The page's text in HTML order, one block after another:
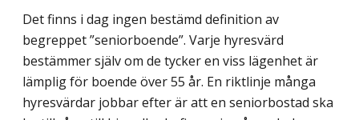
Det finns i dag ingen bestämd definition av
begreppet ”seniorboende”. Varje hyresvärd
bestämmer själv om de tycker en viss lägenhet är
lämplig för boende över 55 år. En riktlinje många
hyresvärdar jobbar efter är att en seniorbostad ska